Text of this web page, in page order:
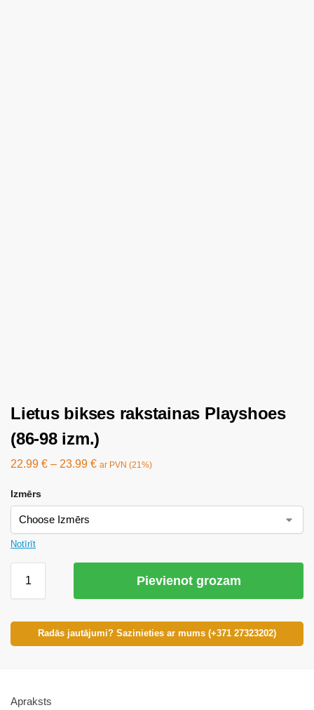
Lietus bikses rakstainas Playshoes
(86-98 izm.)
22.99 € – 23.99 € ar PVN (21%)
Izmērs
Notīrīt
Pievienot grozam
Radās jautājumi? Sazinieties ar mums (+371 27323202)
Apraksts